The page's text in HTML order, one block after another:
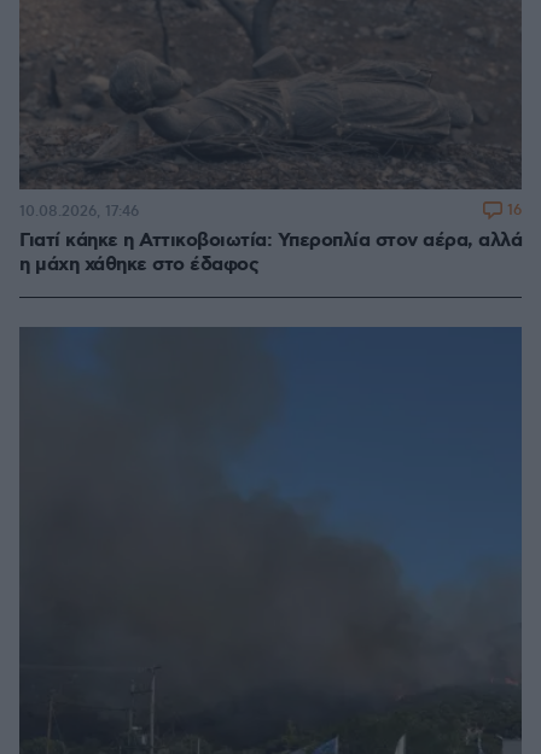
Γιατί κάηκε η Αττικοβοιωτία: Υπεροπλία στον αέρα, αλλά
η μάχη χάθηκε στο έδαφος
10.08.2026, 17:46 16